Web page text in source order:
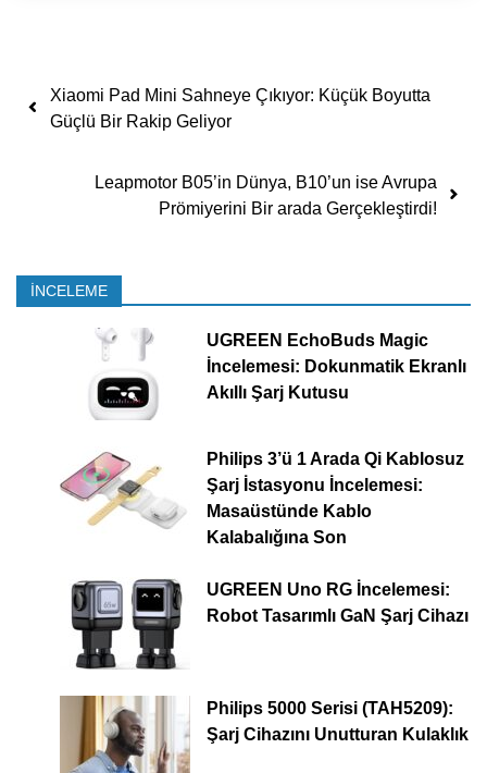
Yazı dolaşımı
Xiaomi Pad Mini Sahneye Çıkıyor: Küçük Boyutta
Güçlü Bir Rakip Geliyor
Leapmotor B05’in Dünya, B10’un ise Avrupa
Prömiyerini Bir arada Gerçekleştirdi!
İNCELEME
UGREEN EchoBuds Magic
İncelemesi: Dokunmatik Ekranlı
Akıllı Şarj Kutusu
Philips 3’ü 1 Arada Qi Kablosuz
Şarj İstasyonu İncelemesi:
Masaüstünde Kablo
Kalabalığına Son
UGREEN Uno RG İncelemesi:
Robot Tasarımlı GaN Şarj Cihazı
Philips 5000 Serisi (TAH5209):
Şarj Cihazını Unutturan Kulaklık